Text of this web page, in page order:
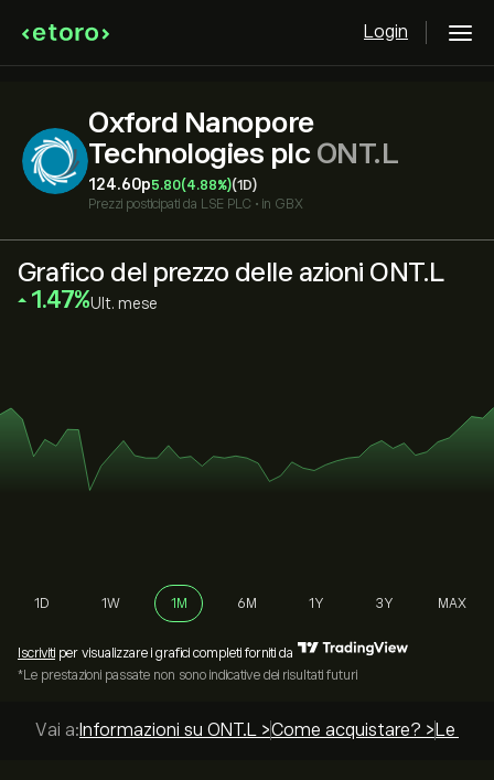
Login
Oxford Nanopore
Technologies plc ONT.L
124.60‎p‎5.80(4.88%)(1D)
Prezzi posticipati da LSE PLC • in GBX
Grafico del prezzo delle azioni ONT.L
‎1.47‎ Ult. mese
1D 1W 1M 6M 1Y 3Y MAX
Iscriviti per visualizzare i grafici completi forniti da
*Le prestazioni passate non sono indicative dei risultati futuri
Vai a: Informazioni su ONT.L >Come acquistare? > Le